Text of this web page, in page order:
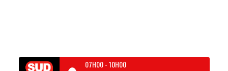
07H00-10H00